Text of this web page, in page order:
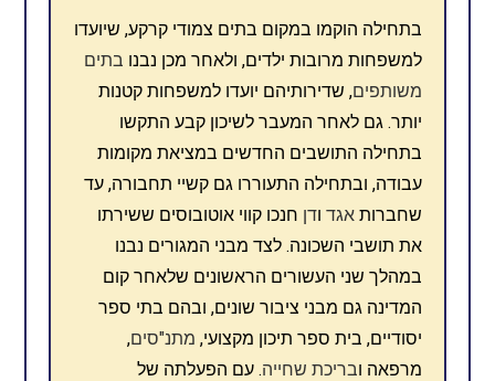
בתחילה הוקמו במקום בתים צמודי קרקע, שיועדו
למשפחות מרובות ילדים, ולאחר מכן נבנו בתים
משותפים, שדירותיהם יועדו למשפחות קטנות
יותר. גם לאחר המעבר לשיכון קבע התקשו
בתחילה התושבים החדשים במציאת מקומות
עבודה, ובתחילה התעוררו גם קשיי תחבורה, עד
שחברותאגד ודן חנכו קווי אוטובוסים ששירתו
את תושבי השכונה. לצד מבני המגורים נבנו
במהלך שני העשורים הראשונים שלאחר קום
המדינה גם מבני ציבור שונים, ובהם בתי ספר
יסודיים, בית ספר תיכון מקצועי, מתנ"סים,
מרפאה ובריכת שחייה. עם הפעלתה של